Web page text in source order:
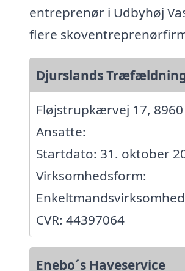
entreprenør i Udbyhøj
flere
Djurslands
Fløjstrupkærvej 17,
Ansatte:
Startdato: 31. oktober
Virksomhedsform:
Enkeltmandsvirksomhed
CVR: 44397064
Enebo´s Haveservice